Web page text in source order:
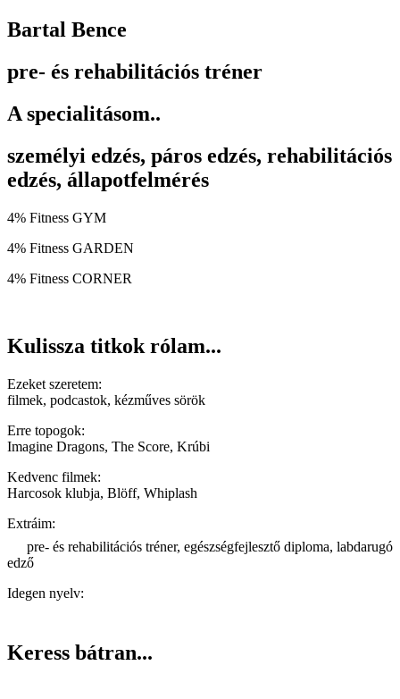
Bartal Bence
pre- és rehabilitációs tréner
A specialitásom..
személyi edzés, páros edzés, rehabilitációs
edzés, állapotfelmérés
4% Fitness GYM
4% Fitness GARDEN
4% Fitness CORNER
Kulissza titkok rólam...
Ezeket szeretem:
filmek, podcastok, kézműves sörök
Erre topogok:
Imagine Dragons, The Score, Krúbi
Kedvenc filmek:
Harcosok klubja, Blöff, Whiplash
Extráim:
pre- és rehabilitációs tréner, egészségfejlesztő diploma, labdarugó
edző
Idegen nyelv:
Keress bátran...